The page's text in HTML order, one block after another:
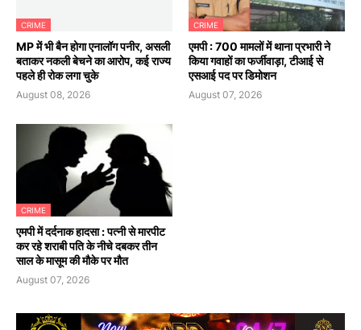
CRIME
MP में भी बैन होगा एनालॉग पनीर, असली
बताकर नकली बेचने का आरोप, कई राज्य
पहले ही रोक लगा चुके
August 08, 2026
CRIME
एमपी : 700 मामलों में थाना प्रभारी ने
किया गवाहों का फर्जीवाड़ा, टीआई से
एसआई पद पर डिमोशन
August 07, 2026
CRIME
एमपी में दर्दनाक हादसा : पत्नी से मारपीट
कर रहे शराबी पति के नीचे दबकर तीन
साल के मासूम की मौके पर मौत
August 07, 2026